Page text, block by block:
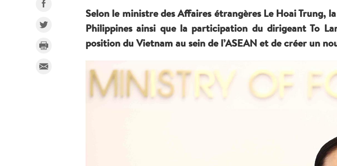
Selon le ministre des Affaires étrangères Le Hoai Trung,
Philippines ainsi que la participation du dirigeant To
position du Vietnam au sein de l’ASEAN et de créer un